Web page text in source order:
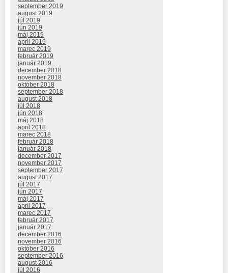
september 2019
august 2019
júl 2019
jún 2019
máj 2019
apríl 2019
marec 2019
február 2019
január 2019
december 2018
november 2018
október 2018
september 2018
august 2018
júl 2018
jún 2018
máj 2018
apríl 2018
marec 2018
február 2018
január 2018
december 2017
november 2017
september 2017
august 2017
júl 2017
jún 2017
máj 2017
apríl 2017
marec 2017
február 2017
január 2017
december 2016
november 2016
október 2016
september 2016
august 2016
júl 2016